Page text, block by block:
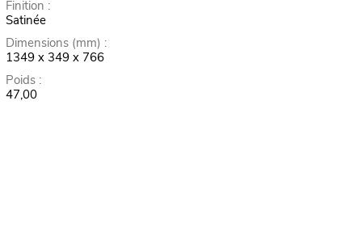
Finition :
Satinée
Dimensions (mm) :
1349 x 349 x 766
Poids :
47,00